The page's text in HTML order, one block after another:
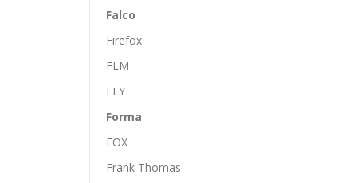
Falco
Firefox
FLM
FLY
Forma
FOX
Frank Thomas